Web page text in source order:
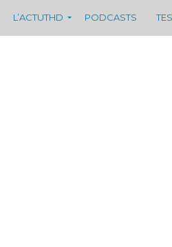
L’ACTUTHD PODCASTS